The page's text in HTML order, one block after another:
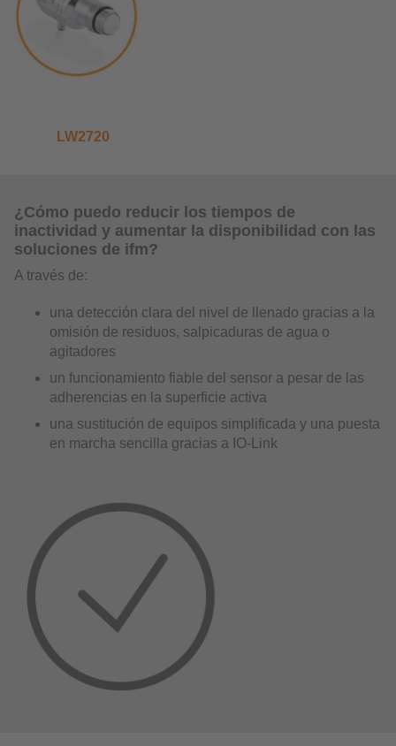
LW2720
¿Cómo puedo reducir los tiempos de
inactividad y aumentar la disponibilidad con las
soluciones de ifm?
A través de:
una detección clara del nivel de llenado gracias a la
omisión de residuos, salpicaduras de agua o
agitadores
un funcionamiento fiable del sensor a pesar de las
adherencias en la superficie activa
una sustitución de equipos simplificada y una puesta
en marcha sencilla gracias a IO-Link